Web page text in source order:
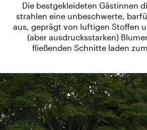
Die bestgekleideten Gästinnen
strahlen eine unbeschwerte,
aus, geprägt von luftigen Stoffen
(aber ausdrucksstarken)
fließenden Schnitte laden